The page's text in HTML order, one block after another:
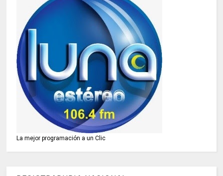
La mejor programación a un Clic